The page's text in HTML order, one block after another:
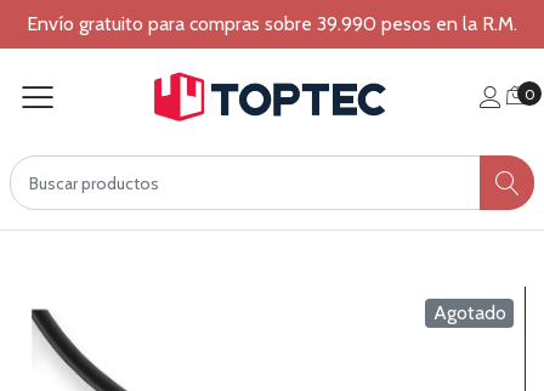
Envío gratuito para compras sobre 39.990 pesos en la R.M.
0
Agotado